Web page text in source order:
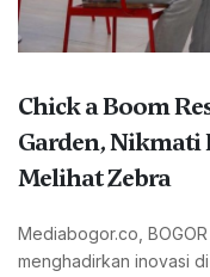
Chick a Boom
Garden, Nikmati
Melihat Zebra
Mediabogor.co,
menghadirkan inovasi